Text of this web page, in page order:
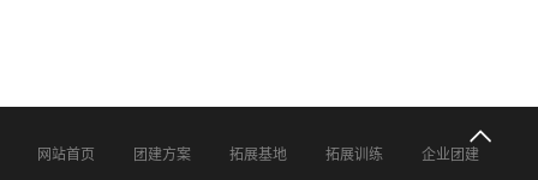
网站首页 团建方案 拓展基地 拓展训练 企业团建